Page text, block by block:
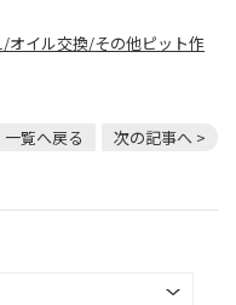
オイル交換/その他ピット作
一覧へ戻る 次の記事へ >